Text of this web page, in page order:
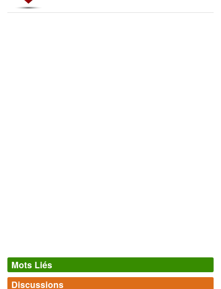
Mots Liés
Discussions